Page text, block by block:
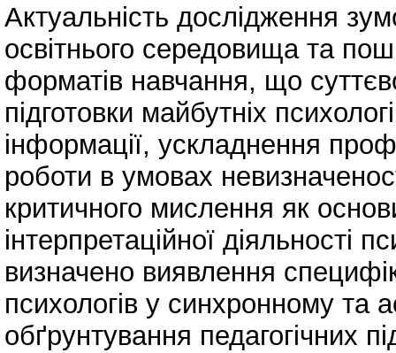
Актуальність дослідження
освітнього середовища та
форматів навчання, що
підготовки майбутніх
інформації, ускладнення
роботи в умовах
критичного мислення як
інтерпретаційної діяльності
визначено виявлення
психологів у синхронному та
обґрунтування педагогічних